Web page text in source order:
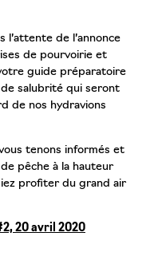
de l’annonce
de pourvoirie et
guide préparatoire
salubrité qui seront
de nos hydravions
tenons informés et
pêche à la hauteur
profiter du grand air
20 avril 2020